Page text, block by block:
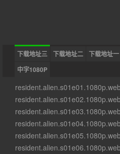
下载地址三 下载地址二 下载地址一
中字1080P